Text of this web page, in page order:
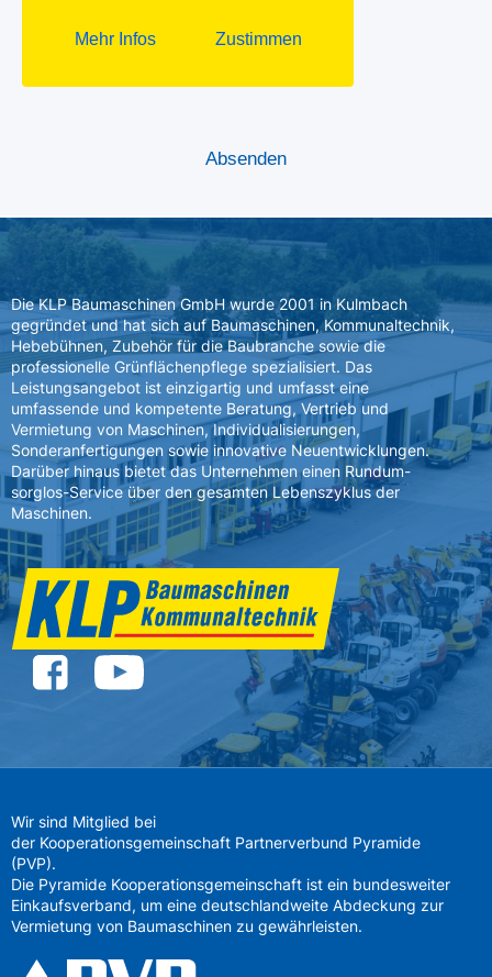
Die KLP Baumaschinen GmbH wurde 2001 in Kulmbach
gegründet und hat sich auf Baumaschinen, Kommunaltechnik,
Hebebühnen, Zubehör für die Baubranche sowie die
professionelle Grünflächenpflege spezialisiert. Das
Leistungsangebot ist einzigartig und umfasst eine
umfassende und kompetente Beratung, Vertrieb und
Vermietung von Maschinen, Individualisierungen,
Sonderanfertigungen sowie innovative Neuentwicklungen.
Darüber hinaus bietet das Unternehmen einen Rundum-
sorglos-Service über den gesamten Lebenszyklus der
Maschinen.
Wir sind Mitglied bei
der Kooperationsgemeinschaft Partnerverbund Pyramide
(PVP).
Die Pyramide Kooperationsgemeinschaft ist ein bundesweiter
Einkaufsverband, um eine deutschlandweite Abdeckung zur
Vermietung von Baumaschinen zu gewährleisten.